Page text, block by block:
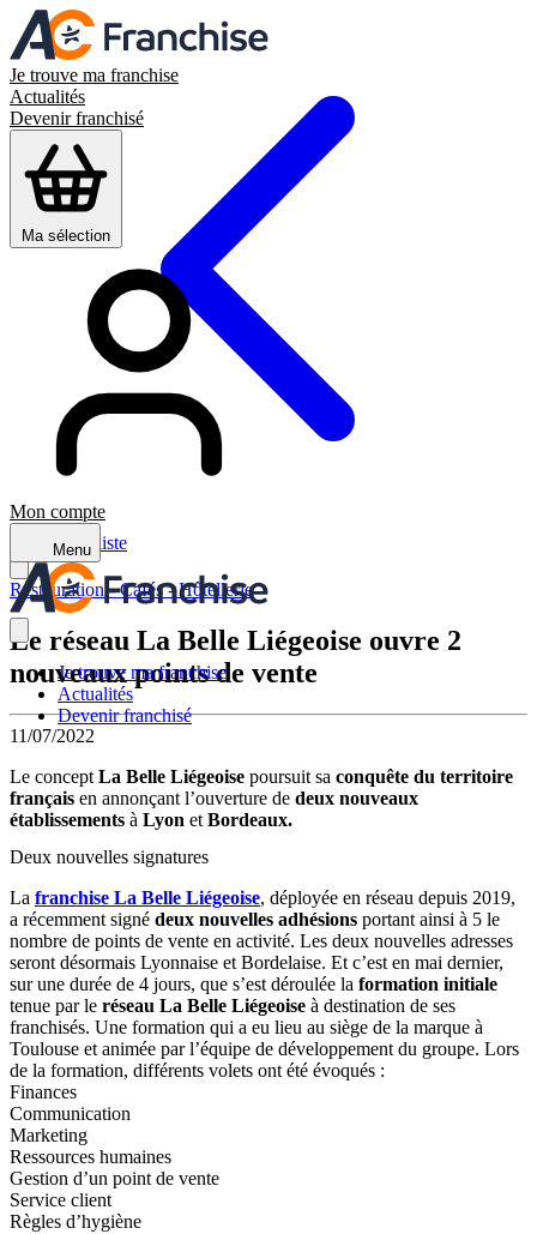
Je trouve ma franchise
Actualités
Devenir franchisé
Ma sélection
Mon compte
Menu
Je trouve ma franchise
Actualités
Devenir franchisé
Retour à la liste
Restauration - Cafés - Hôtellerie
Le réseau La Belle Liégeoise ouvre 2
nouveaux points de vente
11/07/2022
Le concept La Belle Liégeoise poursuit sa conquête du territoire
français en annonçant l’ouverture de deux nouveaux
établissements à Lyon et Bordeaux.
Deux nouvelles signatures
La franchise La Belle Liégeoise, déployée en réseau depuis 2019,
a récemment signé deux nouvelles adhésions portant ainsi à 5 le
nombre de points de vente en activité. Les deux nouvelles adresses
seront désormais Lyonnaise et Bordelaise. Et c’est en mai dernier,
sur une durée de 4 jours, que s’est déroulée la formation initiale
tenue par le réseau La Belle Liégeoise à destination de ses
franchisés. Une formation qui a eu lieu au siège de la marque à
Toulouse et animée par l’équipe de développement du groupe. Lors
de la formation, différents volets ont été évoqués :
Finances
Communication
Marketing
Ressources humaines
Gestion d’un point de vente
Service client
Règles d’hygiène